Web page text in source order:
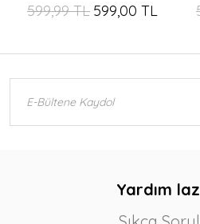
599,99 TL 599,00 TL
Yardım